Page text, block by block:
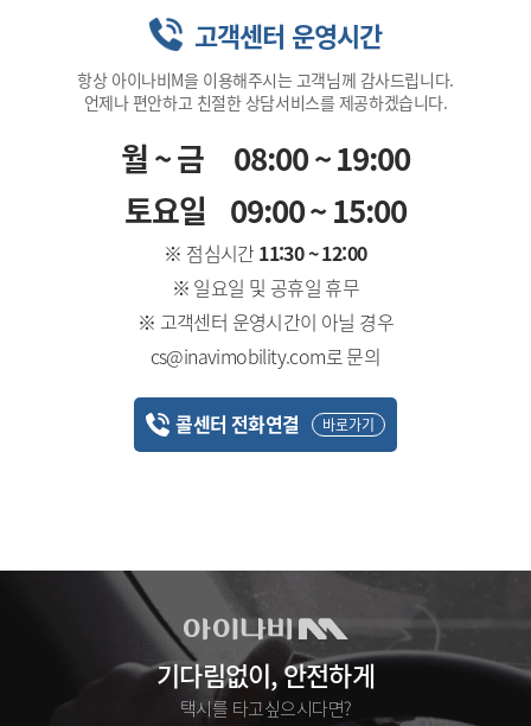
고객센터 운영시간
항상 아이나비M을 이용해주시는 고객님께 감사드립니다.
언제나 편안하고 친절한 상담서비스를 제공하겠습니다.
월~금
08:00 ~ 19:00
토요일
09:00 ~ 15:00
※ 점심시간 11:30 ~ 12:00
※ 일요일 및 공휴일 휴무
※ 고객센터 운영시간이 아닐 경우
cs@inavimobility.com로 문의
콜센터 전화연결 바로가기
기다림없이, 안전하게
택시를 타고싶으시다면?